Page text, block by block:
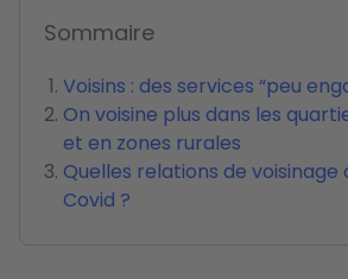
Sommaire
Voisins : des services “peu
On voisine plus dans les
et en zones rurales
Quelles relations de voisinage
Covid ?